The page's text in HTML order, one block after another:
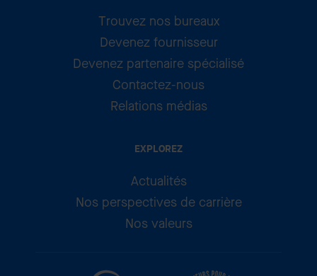
Trouvez nos bureaux
Devenez fournisseur
Devenez partenaire spécialisé
Contactez-nous
Relations médias
EXPLOREZ
Actualités
Nos perspectives de carrière
Nos valeurs